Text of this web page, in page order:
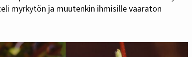
myrkytön ja muutenkin ihmisille vaaraton